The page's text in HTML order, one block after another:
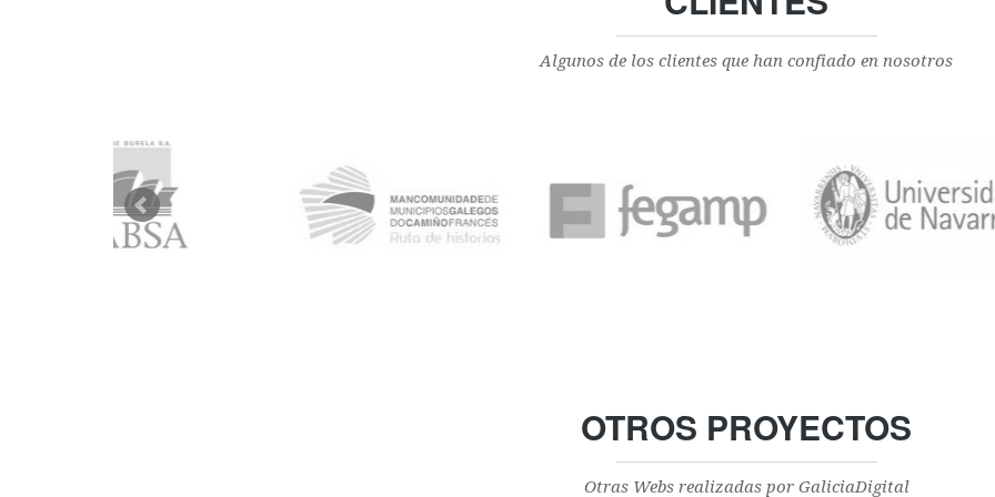
Algunos de los clientes que han confiado en nosotros
OTROS PROYECTOS
Otras Webs realizadas por GaliciaDigital